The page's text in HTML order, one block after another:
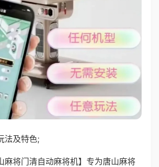
法及特色;
麻将门清自动麻将机】专为唐山麻将